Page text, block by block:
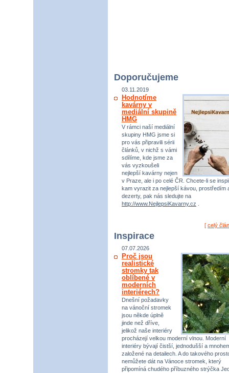
Doporučujeme
03.11.2019
Hodnotíme
kavárny v
mediální skupině
HMG
V rámci naší mediální
skupiny HMG jsme si
pro vás připravili sérii
článků, v nichž s vámi
sdílíme, kde jsme za
vás vyzkoušeli
nejlepší kavárny nejen
v Praze, ale i po celé ČR. Chcete-li se
kam vyrazit za nejlepší kávou, prostředím
dezerty, pak nás sledujte na
http://www.NejlepsiKavarny.cz
[ celý
Inspirace
07.07.2026
Proč jsou
realistické
stromky tak
oblíbené v
moderních
interiérech?
Dnešní požadavky
na vánoční stromek
jsou někde úplně
jinde než dříve,
jelikož naše interiéry
procházejí velkou moderní vlnou. Moderní
interiéry bývají čistší, jednodušší a
založené na detailech. A do takového
nemůžete dát na Vánoce stromek, který
připomíná chudého příbuzného strýčka